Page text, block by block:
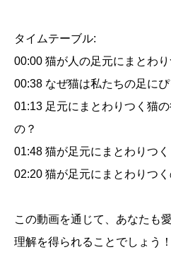
タイムテーブル:
00:00 猫が人の足元にまとわ
00:38 なぜ猫は私たちの足に
01:13 足元にまとわりつく猫
の？
01:48 猫が足元にまとわりつ
02:20 猫が足元にまとわりつ
この動画を通じて、あなたも
理解を得られることでしょう